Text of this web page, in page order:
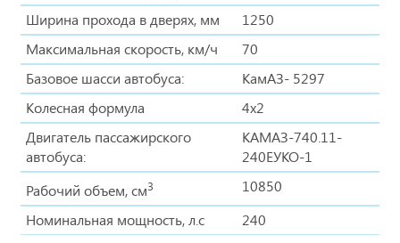
Ширина прохода в дверях, мм
1250
Максимальная скорость, км/ч
70
Базовое шасси автобуса:
КамАЗ- 5297
Колесная формула
4x2
Двигатель пассажирского
автобуса:
КАМАЗ-740.11-
240ЕУКО-1
Рабочий объем, см3
10850
Номинальная мощность, л.с
240